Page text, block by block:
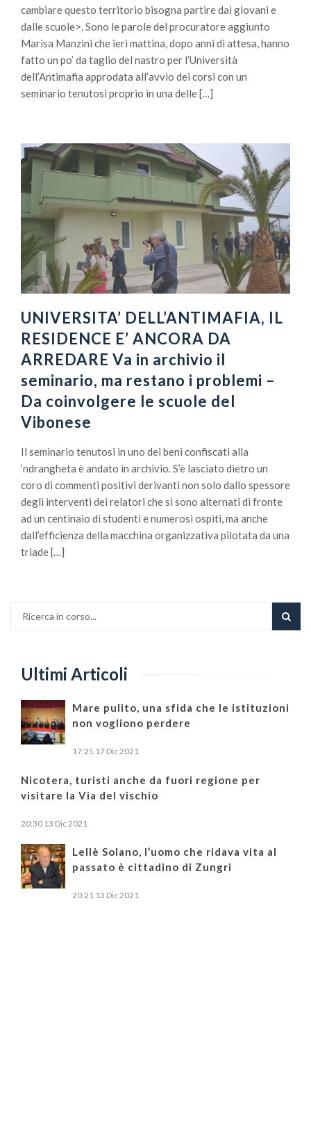
cambiare questo territorio bisogna partire dai giovani e
dalle scuole>. Sono le parole del procuratore aggiunto
Marisa Manzini che ieri mattina, dopo anni di attesa, hanno
fatto un po’ da taglio del nastro per l’Università
dell’Antimafia approdata all’avvio dei corsi con un
seminario tenutosi proprio in una delle […]
UNIVERSITA’ DELL’ANTIMAFIA, IL
RESIDENCE E’ ANCORA DA
ARREDARE Va in archivio il
seminario, ma restano i problemi –
Da coinvolgere le scuole del
Vibonese
Il seminario tenutosi in uno dei beni confiscati alla
‘ndrangheta è andato in archivio. S’è lasciato dietro un
coro di commenti positivi derivanti non solo dallo spessore
degli interventi dei relatori che si sono alternati di fronte
ad un centinaio di studenti e numerosi ospiti, ma anche
dall’efficienza della macchina organizzativa pilotata da una
triade […]
Ultimi Articoli
Mare pulito, una sfida che le istituzioni
non vogliono perdere
17:25 17 Dic 2021
Nicotera, turisti anche da fuori regione per
visitare la Via del vischio
20:30 13 Dic 2021
Lellè Solano, l’uomo che ridava vita al
passato è cittadino di Zungri
20:21 13 Dic 2021